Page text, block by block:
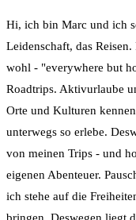
Hi, ich bin Marc und ich
Leidenschaft, das
wohl - "everywhere but
Roadtrips. Aktivurlaube
Orte und Kulturen
unterwegs so erlebe.
von meinen Trips - und
eigenen Abenteuer.
ich stehe auf die